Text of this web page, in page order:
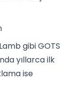
gibi GOTS
yıllarca ilk
ise